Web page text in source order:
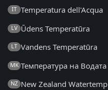
IT Temperatura dell'Acqua
LV Ūdens Temperatūra
LT Vandens Temperatūra
MK Температура на Водата
NZ New Zealand Watertemp